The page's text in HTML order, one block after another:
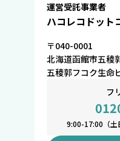
運営受託事業者
ハコレコドット
〒040-0001
北海道函館市五稜
五稜郭フコク生命
フ
9:00-17:00（土